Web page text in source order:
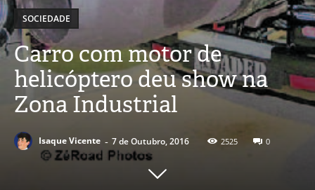
SOCIEDADE
Carro com motor de
helicóptero deu show na
Zona Industrial
Isaque Vicente - 7 de Outubro, 2016 2525 0